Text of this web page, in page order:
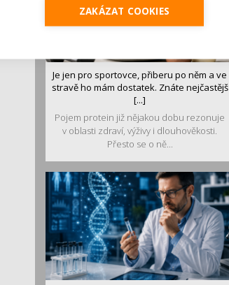
Je jen pro sportovce, přiberu po něm a ve
stravě ho mám dostatek. Znáte nejčastějš
[...]
Pojem protein již nějakou dobu rezonuje
v oblasti zdraví, výživy i dlouhověkosti.
Přesto se o ně...
ZAKÁZAT COOKIES